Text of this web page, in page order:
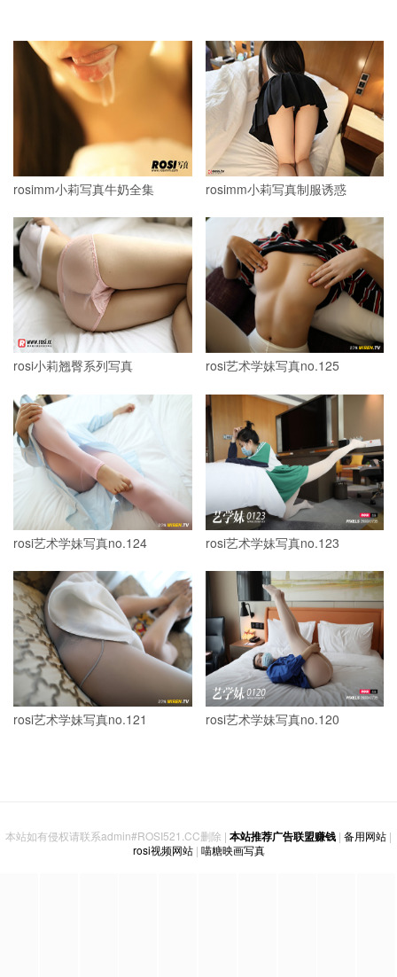
rosimm小莉写真牛奶全集 rosimm小莉写真制服诱惑
rosi小莉翘臀系列写真 rosi艺术学妹写真no.125
rosi艺术学妹写真no.124 rosi艺术学妹写真no.123
rosi艺术学妹写真no.121 rosi艺术学妹写真no.120
本站如有侵权请联系admin#ROSI521.CC删除 | 本站推荐广告联盟赚钱 | 备用网站 |
rosi视频网站| 喵糖映画写真